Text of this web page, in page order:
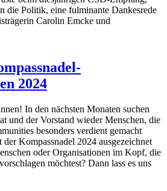
die Politik, eine fulminante Dankesrede
Carolin Emcke und
2024
In den nächsten Monaten suchen
und der Vorstand wieder Menschen, die
besonders verdient gemacht
Kompassnadel 2024 ausgezeichnet
oder Organisationen im Kopf, die
möchtest? Dann lass es uns